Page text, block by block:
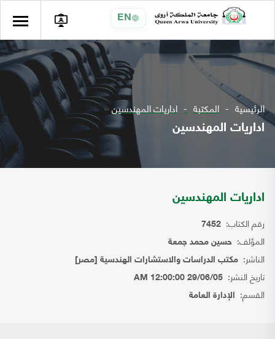
EN
الرئيسية المكتبة اداريات المهندسين
اداريات المهندسين
اداريات المهندسين
رقم الكتاب: 7452
المؤلف: حسين محمد جمعة
الناشر: مكتب الدراسات والاستشارات الهندسية [مصر]
تاريخ النشر: 29/06/05 12:00:00 AM
القسم: الإدارة العامة